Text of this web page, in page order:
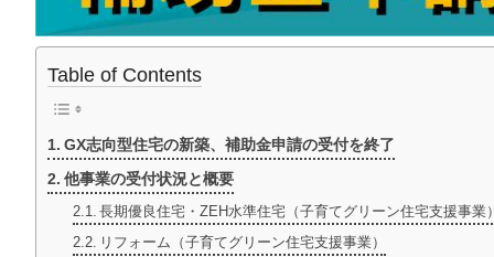
Table of Contents
GX志向型住宅の新築、補助金申請の受付を終了
他事業の受付状況と概要
長期優良住宅・ZEH水準住宅（子育てグリーン住宅支援事業
リフォーム（子育てグリーン住宅支援事業）